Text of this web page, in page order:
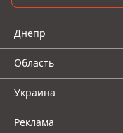
Днепр
Область
Украина
Реклама